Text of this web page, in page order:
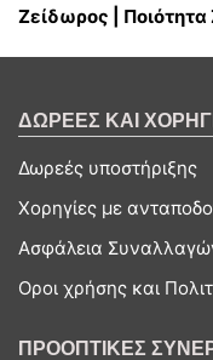
Ζείδωρος | Ποιότητα
ΔΩΡΕΕΣ ΚΑΙ
Δωρεές υποστήριξης
Χορηγίες με
Ασφάλεια
Οροι χρήσης και
ΠΡΟΟΠΤΙΚΕΣ